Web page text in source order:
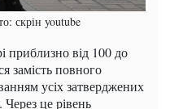
скрін youtube
приблизно від 100 до
замість повного
усіх затверджених
Через це рівень